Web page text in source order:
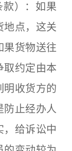
）：如果
地点，这关
果货物送往
取约定由本
明收货方的
防止经办人
，给诉讼中